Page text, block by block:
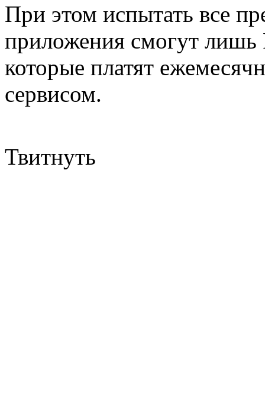
При этом испытать все
приложения смогут
которые платят
сервисом.
Твитнуть